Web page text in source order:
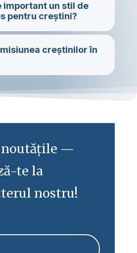
important un stil de
pentru creștini?
creștinilor în
noutățile —
te la
nostru!